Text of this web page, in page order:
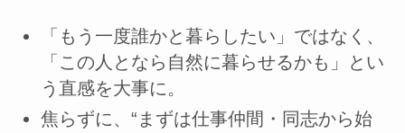
「もう一度誰かと暮らしたい」ではなく、
「この人となら自然に暮らせるかも」とい
う直感を大事に。
焦らずに、“まずは仕事仲間・同志から始